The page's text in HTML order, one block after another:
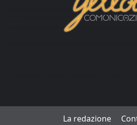
La redazione